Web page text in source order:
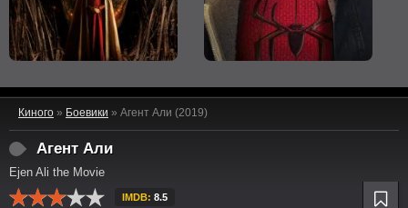
Киного » Боевики » Агент Али (2019)
Агент Али
Ejen Ali the Movie
IMDB: 8.5